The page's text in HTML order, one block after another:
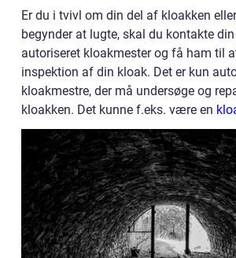
Er du i tvivl om din del af kloakken
begynder at lugte, skal du kontakte
autoriseret kloakmester og få ham til
inspektion af din kloak. Det er kun
kloakmestre, der må undersøge og
kloakken. Det kunne f.eks. være en